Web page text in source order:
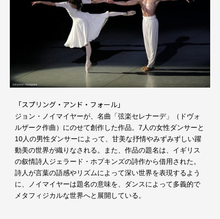
「スプリング・アンド・フォール」
ジョン・ノイマイヤーが、名曲「弦楽セレナーデ」（ドヴォ
ルザーク作曲）にのせて創作した作品。7人の女性ダンサーと
10人の男性ダンサーによって、甘美な抒情やみずみずしい躍
動美の世界が織りなされる。また、作品の題名は、イギリス
の叙情詩人ジェラード・ホプキンズの詩作から借用された。
詩人が言葉の語感やリズムによって深い世界を表現するよう
に、ノイマイヤーは題名の意味を、ダンスによって多義的で
メタフィジカルな世界へと展開している。